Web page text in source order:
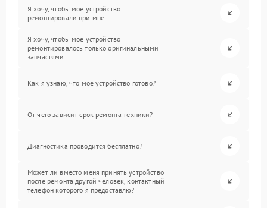
Я хочу, чтобы мое устройство
ремонтировали при мне.
Я хочу, чтобы мое устройство
ремонтировалось только оригинальными
запчастями.
Как я узнаю, что мое устройство готово?
От чего зависит срок ремонта техники?
Диагностика проводится бесплатно?
Может ли вместо меня принять устройство
после ремонта другой человек, контактный
телефон которого я предоставлю?